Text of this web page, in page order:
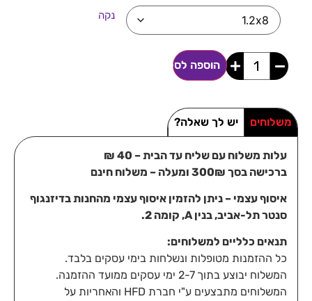
נקה
הוספה לסל
משלוחים יש לך שאלה?
עלות משלוח עם שליח עד הבית – 40 ₪
ברכישה בסך 300₪ ומעלה – משלוח חינם
איסוף עצמי – ניתן להזמין איסוף עצמי מהחנות בדיזנגוף
סנטר תל-אביב, בנין A, קומה 2.
תנאים כלליים למשלוחים:
כל ההזמנות מטופלות ונשלחות בימי עסקים בלבד.
המשלוח יבוצע בתוך 2-7 ימי עסקים ממועד ההזמנה.
המשלוחים מתבצעים ע"י חברת HFD והאחריות על